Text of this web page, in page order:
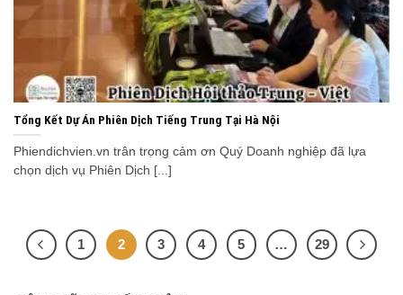
Tổng Kết Dự Án Phiên Dịch Tiếng Trung Tại Hà Nội
Phiendichvien.vn trân trọng cảm ơn Quý Doanh nghiệp đã lựa
chọn dịch vụ Phiên Dịch [...]
1 2 3 4 5 … 29